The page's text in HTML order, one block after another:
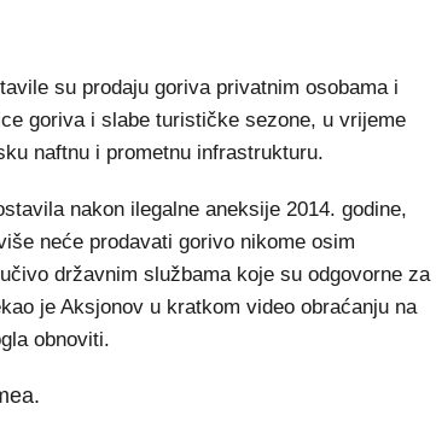
su prodaju goriva privatnim osobama i
goriva i slabe turističke sezone, u vrijeme
naftnu i prometnu infrastrukturu.
nakon ilegalne aneksije 2014. godine,
neće prodavati gorivo nikome osim
državnim službama koje su odgovorne za
je Aksjonov u kratkom video obraćanju na
obnoviti.